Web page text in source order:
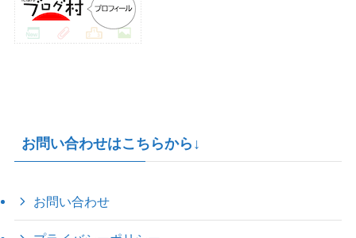
お問い合わせはこちらから↓
お問い合わせ